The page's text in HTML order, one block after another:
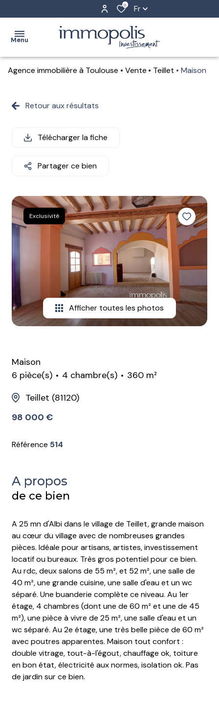
0 Fr
Menu
achat
location
l'agence
Toulouse
Auch
contactez-
nous
Agence immobilière à Toulouse Vente Teillet Maison
Retour aux résultats
Télécharger la fiche
Partager ce bien
Exclusivité
Afficher toutes les photos
Maison
6 pièce(s)
4 chambre(s)
360 m²
Teillet (81120)
98 000 €
Référence 514
A propos
de ce bien
A 25 mn d'Albi dans le village de Teillet, grande maison
au cœur du village avec de nombreuses grandes
pièces. Idéale pour artisans, artistes, investissement
locatif ou bureaux. Très gros potentiel pour ce bien.
Au rdc, deux salons de 55 m², et 52 m², une salle de
40 m², une grande cuisine, une salle d'eau et un wc
séparé. Une buanderie complète ce niveau. Au 1er
étage, 4 chambres (dont une de 60 m² et une de 45
m²), une pièce à vivre de 25 m², une salle d'eau et un
wc séparé. Au 2e étage, une très belle pièce de 60 m²
avec poutres apparentes. Maison tout confort :
double vitrage, tout-à-l'égout, chauffage ok, toiture
en bon état, électricité aux normes, isolation ok. Pas
de jardin sur ce bien.